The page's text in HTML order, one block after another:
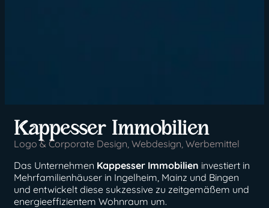
Kappesser Immobilien
Logo & Corporate Design Webdesign Werbemittel
Das Unternehmen Kappesser Immobilien investiert in
Mehrfamilienhäuser in Ingelheim, Mainz und Bingen
und entwickelt diese sukzessive zu zeitgemäßem und
energieeffizientem Wohnraum um.